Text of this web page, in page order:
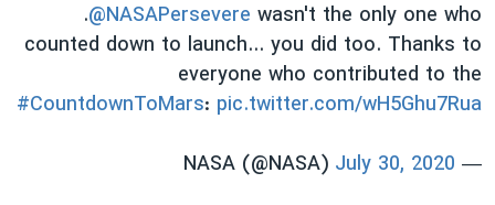
.@NASAPersevere wasn't the only one who
counted down to launch... you did too. Thanks to
everyone who contributed to the
#CountdownToMars: pic.twitter.com/wH5Ghu7Rua
— NASA (@NASA)
July 30, 2020